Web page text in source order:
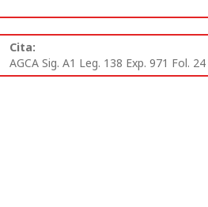
Cita:
AGCA Sig. A1 Leg. 138 Exp. 971 Fol. 24